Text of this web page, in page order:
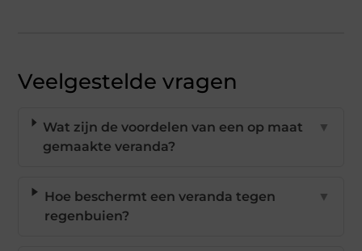
Veelgestelde vragen
Wat zijn de voordelen van een op maat
gemaakte veranda?
▼
Hoe beschermt een veranda tegen
regenbuien?
▼